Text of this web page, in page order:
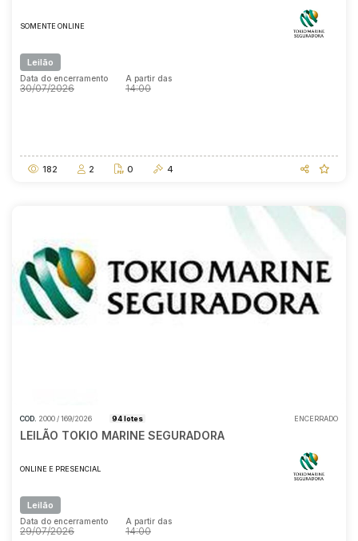
SOMENTE ONLINE
Leilão
Data do encerramento
30/07/2026
A partir das
14:00
182 2 0 4
COD. 2000 / 169/2026 94 lotes ENCERRADO
LEILÃO TOKIO MARINE SEGURADORA
ONLINE E PRESENCIAL
Leilão
Data do encerramento
29/07/2026
A partir das
14:00